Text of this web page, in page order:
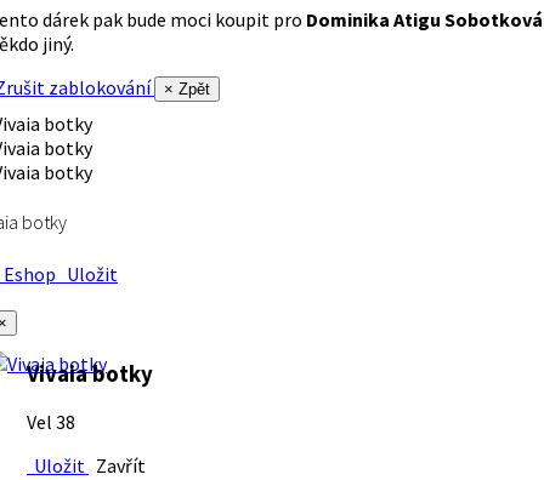
dárek pak bude moci koupit pro Dominika Atigu Sobotková
jiný.
zablokování
× Zpět
botky
Uložit
Vivaia botky
Vel 38
Uložit Zavřít